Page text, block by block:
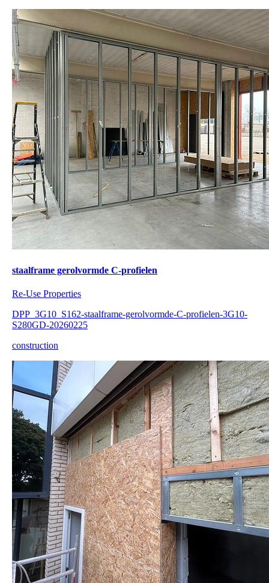
staalframe gerolvormde C-profielen
Re-Use Properties
DPP_3G10_S162-staalframe-gerolvormde-C-profielen-3G10-
S280GD-20260225
construction